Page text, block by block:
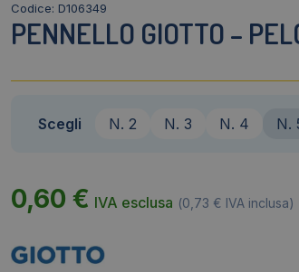
Codice: D106349
PENNELLO GIOTTO –
Scegli N. 2 N. 3 N. 4 N.
0,60 € IVA esclusa (0,73 € IVA inclusa)